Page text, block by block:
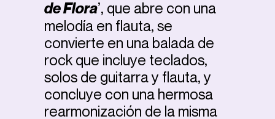
de Flora’, que abre con una
melodía en flauta, se
convierte en una balada de
rock que incluye teclados,
solos de guitarra y flauta, y
concluye con una hermosa
rearmonización de la misma